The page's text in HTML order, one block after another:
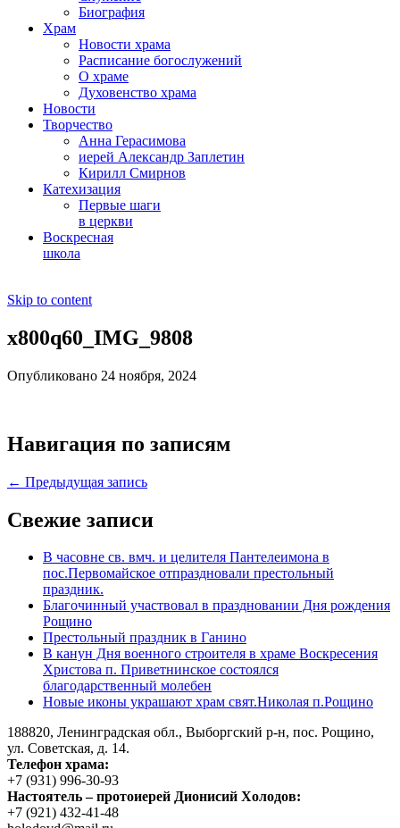
Биография
Храм
Новости храма
Расписание богослужений
О храме
Духовенство храма
Новости
Творчество
Анна Герасимова
иерей Александр Заплетин
Кирилл Смирнов
Катехизация
Первые шаги
в церкви
Воскресная
школа
Skip to content
x800q60_IMG_9808
Опубликовано 24 ноября, 2024
Навигация по записям
← Предыдущая запись
Свежие записи
В часовне св. вмч. и целителя Пантелеимона в
пос.Первомайское отпраздновали престольный
праздник.
Благочинный участвовал в праздновании Дня рождения
Рощино
Престольный праздник в Ганино
В канун Дня военного строителя в храме Воскресения
Христова п. Приветнинское состоялся
благодарственный молебен
Новые иконы украшают храм свят.Николая п.Рощино
188820, Ленинградская обл., Выборгский р-н, пос. Рощино,
ул. Советская, д. 14.
Телефон храма:
+7 (931) 996-30-93
Настоятель – протоиерей Дионисий Холодов:
+7 (921) 432-41-48